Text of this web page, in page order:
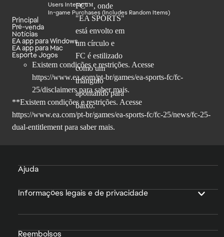
Users Interact
In-game Purchases (Includes Random Items)
Principal
Pré-venda
Notícias
EA app para Windows
EA app para Mac
Esporte Jogos
Existem condições e restrições. Acesse
https://www.ea.com/pt-br/games/ea-sports-fc/fc-
25/disclaimers para saber mais.
**Existem condições e restrições. Acesse
https://www.ea.com/pt-br/games/ea-sports-fc/fc-25/news/fc-25-
dual-entitlement para saber mais.
Ajuda
Informações legais e de privacidade
Reembolsos